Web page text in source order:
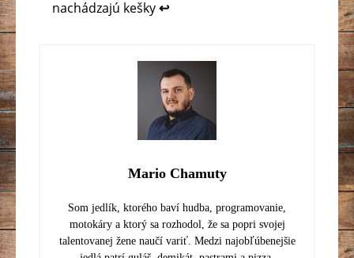
nachádzajú kešky↩︎
Mario Chamuty
Som jedlík, ktorého baví hudba, programovanie,
motokáry a ktorý sa rozhodol, že sa popri svojej
talentovanej žene naučí variť. Medzi najobľúbenejšie